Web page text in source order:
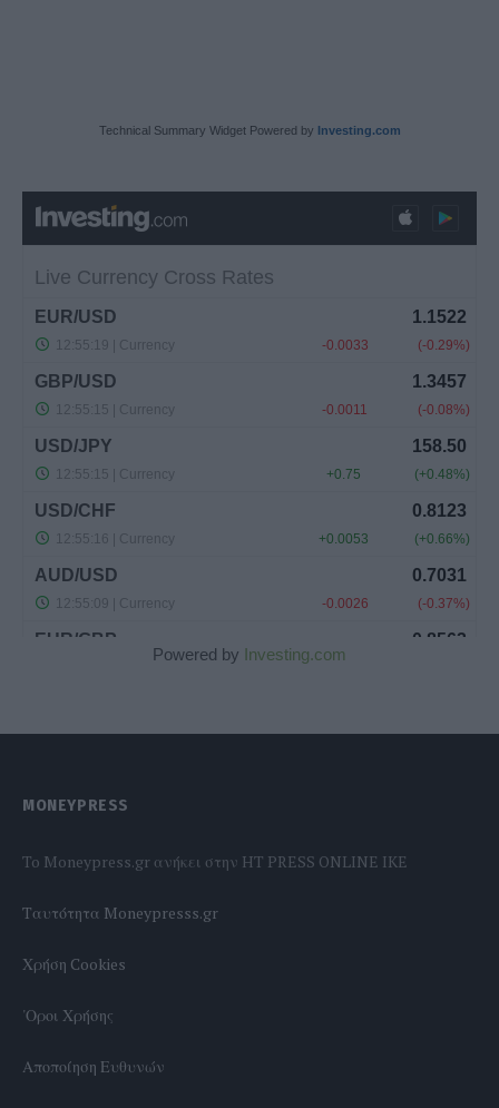
Technical Summary Widget Powered by Investing.com
Powered by Investing.com
MONEYPRESS
To Moneypress.gr ανήκει στην HT PRESS ONLINE IKE
Tαυτότητα Moneypresss.gr
Χρήση Cookies
'Οροι Χρήσης
Αποποίηση Ευθυνών